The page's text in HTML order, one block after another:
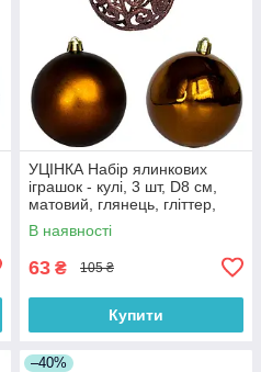
УЦІНКА Набір ялинкових
іграшок - кулі, 3 шт, D8 см,
матовий, глянець, гліттер,
шоколадний, пластик
(251680)
В наявності
63 ₴ 105 ₴
Купити
–40%